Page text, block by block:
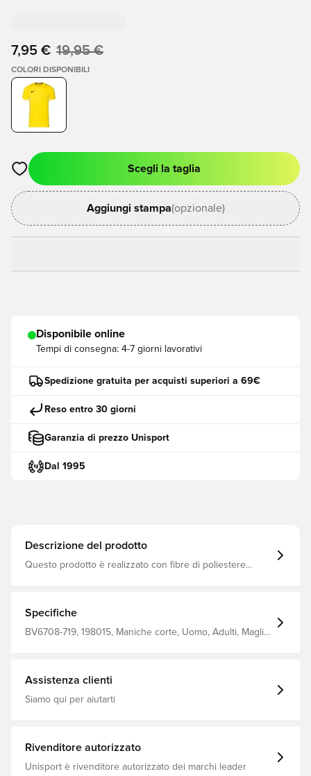
7,95 € 19,95 €
COLORI DISPONIBILI
Apre una finestra modale per accedere o registrarsi come
Scegli la taglia
Aggiungi stampa(opzionale)
Disponibile online
Tempi di consegna: 4-7 giorni lavorativi
Spedizione gratuita per acquisti superiori a 69€
Reso entro 30 giorni
Garanzia di prezzo Unisport
Dal 1995
Descrizione del prodotto
Questo prodotto è realizzato con fibre di poliestere
riciclato.
Specifiche
BV6708-719, 198015, Maniche corte, Uomo, Adulti, Maglie
Assistenza clienti
Siamo qui per aiutarti
Rivenditore autorizzato
Unisport è rivenditore autorizzato dei marchi leader